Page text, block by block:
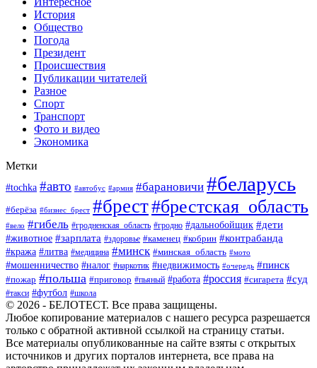
История
Общество
Погода
Президент
Происшествия
Публикации читателей
Разное
Спорт
Транспорт
Фото и видео
Экономика
Метки
#tochka #авто #автобус #армия #барановичи #беларусь
#берёза #бизнес_брест #брест#брестская_область
#вело #гибель #гродненская_область #гродно #дальнобойщик #дети
#животное #зарплата #здоровье #каменец #кобрин #контрабанда
#кража #литва #медицина #минск #минская_область #мото
#мошенничество #налог #наркотик #недвижимость #очередь #пинск
#пожар #польша #приговор #пьяный #работа #россия #сигарета #суд
#такси #футбол #школа
© 2026 - БЕЛОТЕСТ. Все права защищены.
Любое копирование материалов с нашего ресурса разрешается
только с обратной активной ссылкой на страницу статьи.
Все материалы опубликованные на сайте взяты с открытых
источников и других порталов интернета, все права на